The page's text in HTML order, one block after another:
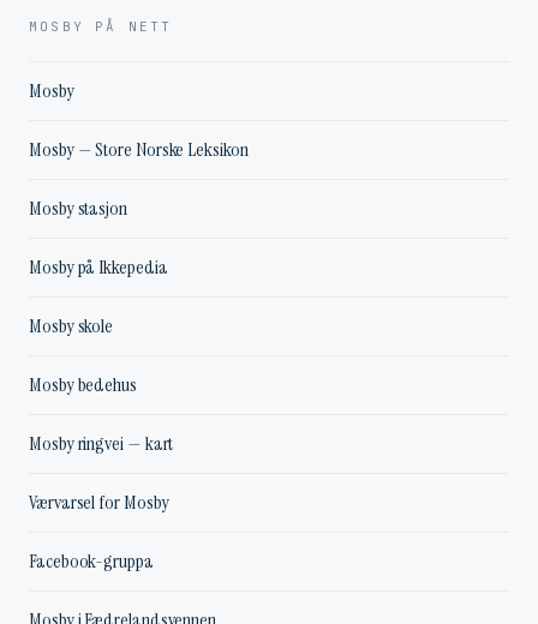
MOSBY PÅ NETT
Mosby
Mosby — Store Norske Leksikon
Mosby stasjon
Mosby på Ikkepedia
Mosby skole
Mosby bedehus
Mosby ringvei — kart
Værvarsel for Mosby
Facebook-gruppa